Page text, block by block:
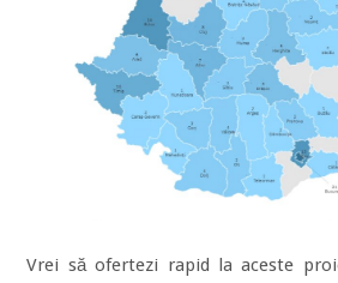
Vrei să ofertezi rapid la aceste